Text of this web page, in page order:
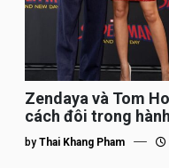
Zendaya và Tom
cách đôi trong
by Thai Khang Pham